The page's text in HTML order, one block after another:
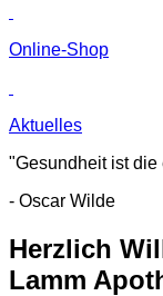
Online-Shop
Aktuelles
"Gesundheit ist die
- Oscar Wilde
Herzlich
Lamm